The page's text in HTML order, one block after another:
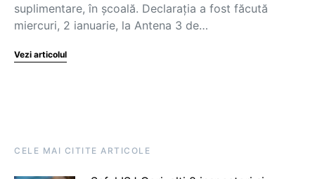
suplimentare, în școală. Declarația a fost făcută
miercuri, 2 ianuarie, la Antena 3 de…
Vezi articolul
CELE MAI CITITE ARTICOLE